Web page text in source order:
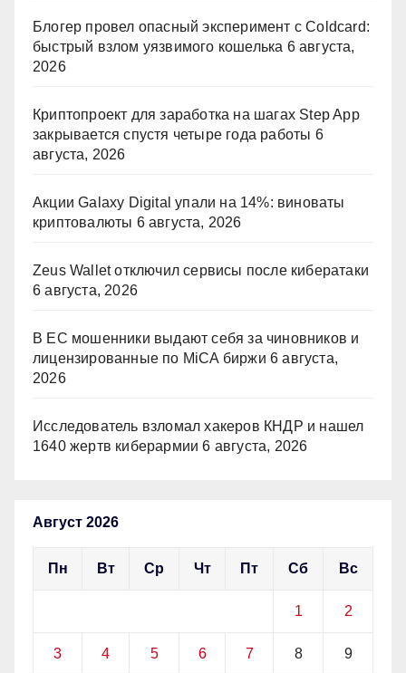
Блогер провел опасный эксперимент с Coldcard:
быстрый взлом уязвимого кошелька 6 августа,
2026
Криптопроект для заработка на шагах Step App
закрывается спустя четыре года работы 6
августа, 2026
Акции Galaxy Digital упали на 14%: виноваты
криптовалюты 6 августа, 2026
Zeus Wallet отключил сервисы после кибератаки
6 августа, 2026
В ЕС мошенники выдают себя за чиновников и
лицензированные по MiCA биржи 6 августа,
2026
Исследователь взломал хакеров КНДР и нашел
1640 жертв киберармии 6 августа, 2026
Август 2026
Пн Вт Ср Чт Пт Сб Вс
1 2
3 4 5 6 7 8 9